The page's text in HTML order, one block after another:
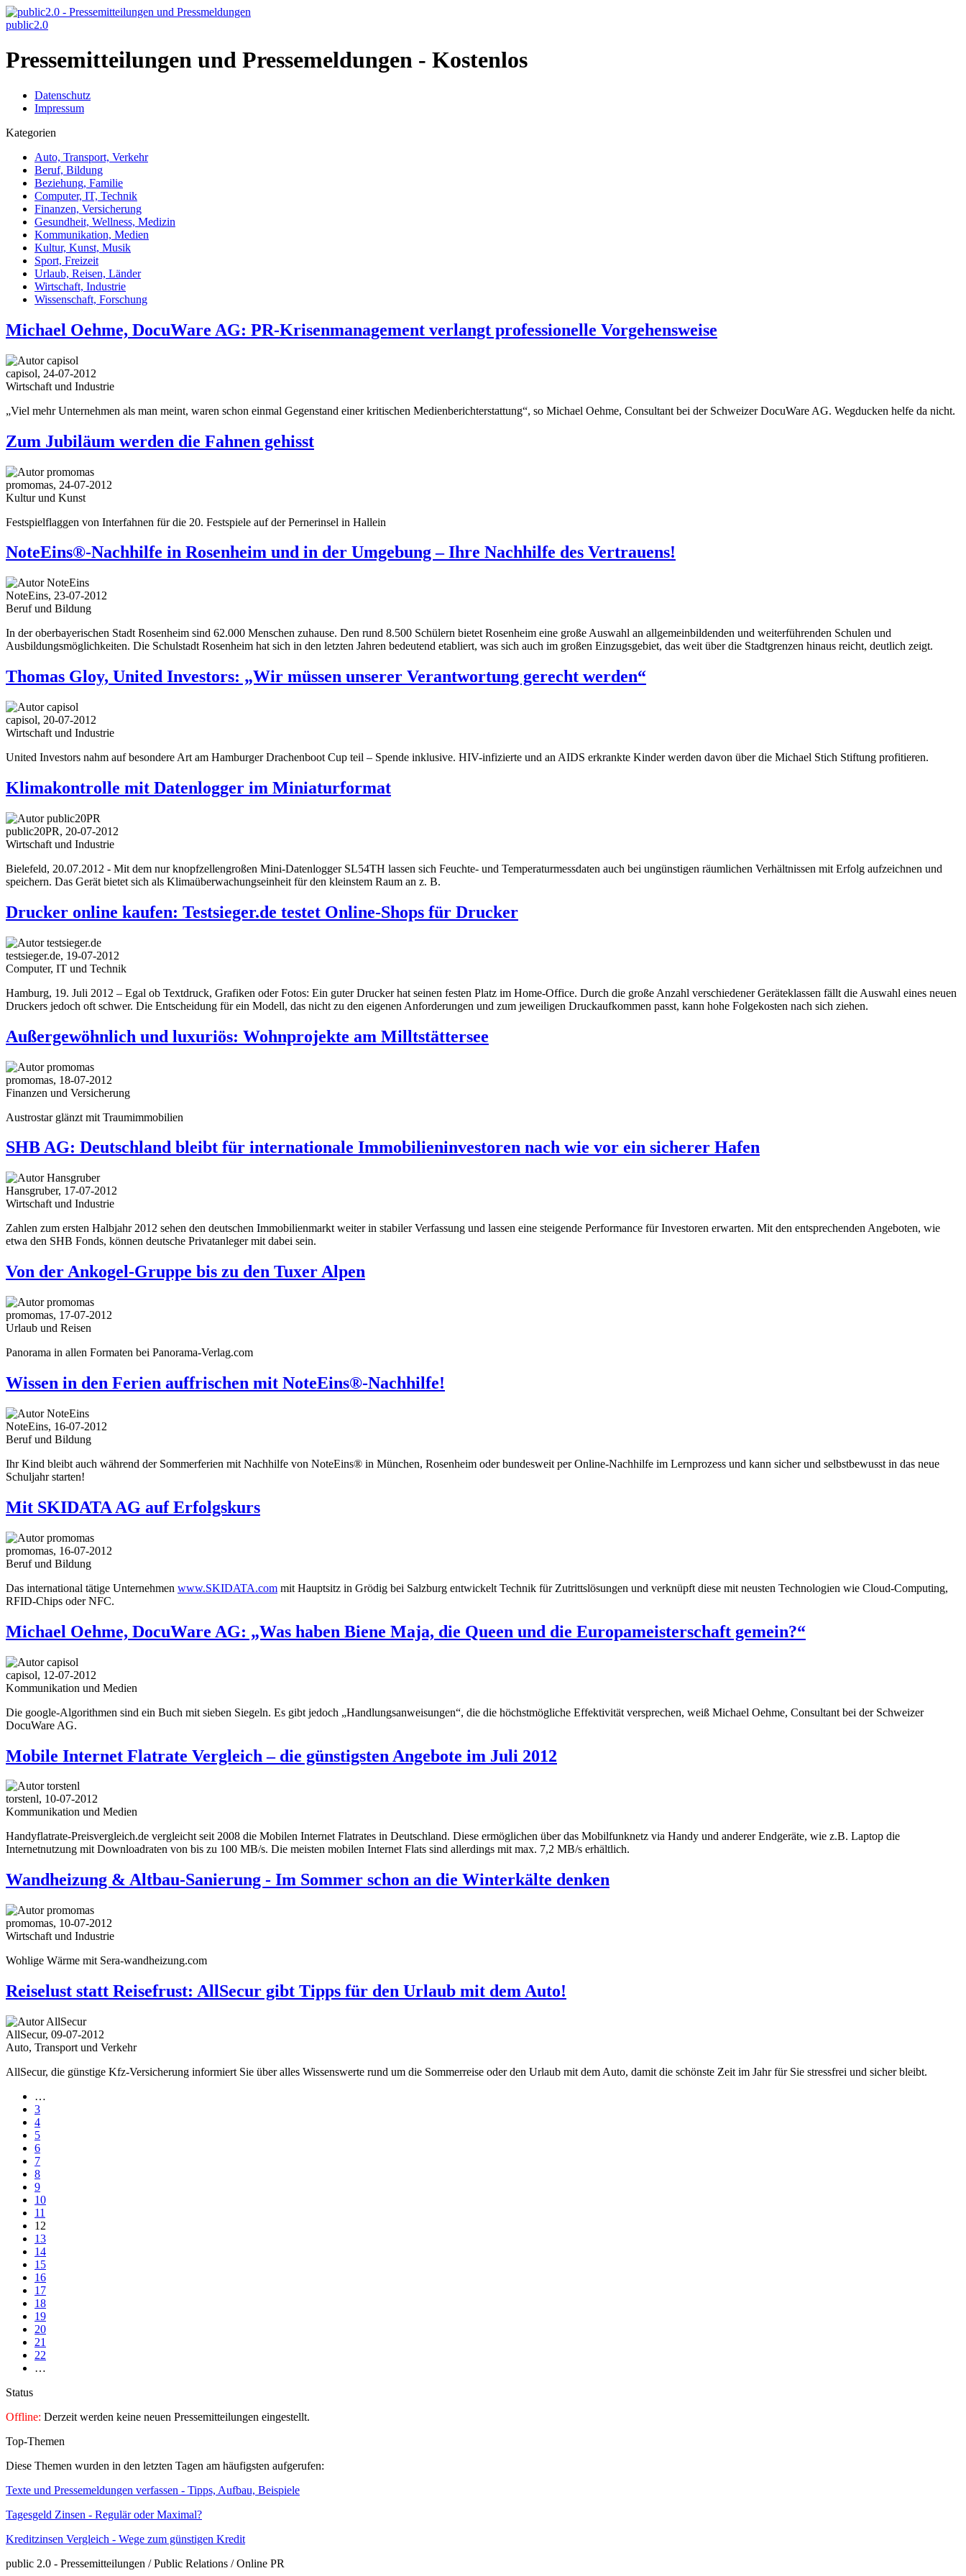
public2.0
Pressemitteilungen und Pressemeldungen - Kostenlos
Datenschutz
Impressum
Kategorien
Auto, Transport, Verkehr
Beruf, Bildung
Beziehung, Familie
Computer, IT, Technik
Finanzen, Versicherung
Gesundheit, Wellness, Medizin
Kommunikation, Medien
Kultur, Kunst, Musik
Sport, Freizeit
Urlaub, Reisen, Länder
Wirtschaft, Industrie
Wissenschaft, Forschung
Michael Oehme, DocuWare AG: PR-Krisenmanagement verlangt professionelle Vorgehensweise
capisol, 24-07-2012
Wirtschaft und Industrie
„Viel mehr Unternehmen als man meint, waren schon einmal Gegenstand einer kritischen Medienberichterstattung“, so Michael Oehme, Consultant bei der Schweizer DocuWare AG. Wegducken helfe da nicht.
Zum Jubiläum werden die Fahnen gehisst
promomas, 24-07-2012
Kultur und Kunst
Festspielflaggen von Interfahnen für die 20. Festspiele auf der Pernerinsel in Hallein
NoteEins®-Nachhilfe in Rosenheim und in der Umgebung – Ihre Nachhilfe des Vertrauens!
NoteEins, 23-07-2012
Beruf und Bildung
In der oberbayerischen Stadt Rosenheim sind 62.000 Menschen zuhause. Den rund 8.500 Schülern bietet Rosenheim eine große Auswahl an allgemeinbildenden und weiterführenden Schulen und
Ausbildungsmöglichkeiten. Die Schulstadt Rosenheim hat sich in den letzten Jahren bedeutend etabliert, was sich auch im großen Einzugsgebiet, das weit über die Stadtgrenzen hinaus reicht, deutlich zeigt.
Thomas Gloy, United Investors: „Wir müssen unserer Verantwortung gerecht werden“
capisol, 20-07-2012
Wirtschaft und Industrie
United Investors nahm auf besondere Art am Hamburger Drachenboot Cup teil – Spende inklusive. HIV-infizierte und an AIDS erkrankte Kinder werden davon über die Michael Stich Stiftung profitieren.
Klimakontrolle mit Datenlogger im Miniaturformat
public20PR, 20-07-2012
Wirtschaft und Industrie
Bielefeld, 20.07.2012 - Mit dem nur knopfzellengroßen Mini-Datenlogger SL54TH lassen sich Feuchte- und Temperaturmessdaten auch bei ungünstigen räumlichen Verhältnissen mit Erfolg aufzeichnen und
speichern. Das Gerät bietet sich als Klimaüberwachungseinheit für den kleinstem Raum an z. B.
Drucker online kaufen: Testsieger.de testet Online-Shops für Drucker
testsieger.de, 19-07-2012
Computer, IT und Technik
Hamburg, 19. Juli 2012 – Egal ob Textdruck, Grafiken oder Fotos: Ein guter Drucker hat seinen festen Platz im Home-Office. Durch die große Anzahl verschiedener Geräteklassen fällt die Auswahl eines neuen
Druckers jedoch oft schwer. Die Entscheidung für ein Modell, das nicht zu den eigenen Anforderungen und zum jeweiligen Druckaufkommen passt, kann hohe Folgekosten nach sich ziehen.
Außergewöhnlich und luxuriös: Wohnprojekte am Milltstättersee
promomas, 18-07-2012
Finanzen und Versicherung
Austrostar glänzt mit Traumimmobilien
SHB AG: Deutschland bleibt für internationale Immobilieninvestoren nach wie vor ein sicherer Hafen
Hansgruber, 17-07-2012
Wirtschaft und Industrie
Zahlen zum ersten Halbjahr 2012 sehen den deutschen Immobilienmarkt weiter in stabiler Verfassung und lassen eine steigende Performance für Investoren erwarten. Mit den entsprechenden Angeboten, wie
etwa den SHB Fonds, können deutsche Privatanleger mit dabei sein.
Von der Ankogel-Gruppe bis zu den Tuxer Alpen
promomas, 17-07-2012
Urlaub und Reisen
Panorama in allen Formaten bei Panorama-Verlag.com
Wissen in den Ferien auffrischen mit NoteEins®-Nachhilfe!
NoteEins, 16-07-2012
Beruf und Bildung
Ihr Kind bleibt auch während der Sommerferien mit Nachhilfe von NoteEins® in München, Rosenheim oder bundesweit per Online-Nachhilfe im Lernprozess und kann sicher und selbstbewusst in das neue
Schuljahr starten!
Mit SKIDATA AG auf Erfolgskurs
promomas, 16-07-2012
Beruf und Bildung
Das international tätige Unternehmen www.SKIDATA.com mit Hauptsitz in Grödig bei Salzburg entwickelt Technik für Zutrittslösungen und verknüpft diese mit neusten Technologien wie Cloud-Computing,
RFID-Chips oder NFC.
Michael Oehme, DocuWare AG: „Was haben Biene Maja, die Queen und die Europameisterschaft gemein?“
capisol, 12-07-2012
Kommunikation und Medien
Die google-Algorithmen sind ein Buch mit sieben Siegeln. Es gibt jedoch „Handlungsanweisungen“, die die höchstmögliche Effektivität versprechen, weiß Michael Oehme, Consultant bei der Schweizer
DocuWare AG.
Mobile Internet Flatrate Vergleich – die günstigsten Angebote im Juli 2012
torstenl, 10-07-2012
Kommunikation und Medien
Handyflatrate-Preisvergleich.de vergleicht seit 2008 die Mobilen Internet Flatrates in Deutschland. Diese ermöglichen über das Mobilfunknetz via Handy und anderer Endgeräte, wie z.B. Laptop die
Internetnutzung mit Downloadraten von bis zu 100 MB/s. Die meisten mobilen Internet Flats sind allerdings mit max. 7,2 MB/s erhältlich.
Wandheizung & Altbau-Sanierung - Im Sommer schon an die Winterkälte denken
promomas, 10-07-2012
Wirtschaft und Industrie
Wohlige Wärme mit Sera-wandheizung.com
Reiselust statt Reisefrust: AllSecur gibt Tipps für den Urlaub mit dem Auto!
AllSecur, 09-07-2012
Auto, Transport und Verkehr
AllSecur, die günstige Kfz-Versicherung informiert Sie über alles Wissenswerte rund um die Sommerreise oder den Urlaub mit dem Auto, damit die schönste Zeit im Jahr für Sie stressfrei und sicher bleibt.
…
3
4
5
6
7
8
9
10
11
12
13
14
15
16
17
18
19
20
21
22
…
Status
Offline: Derzeit werden keine neuen Pressemitteilungen eingestellt.
Top-Themen
Diese Themen wurden in den letzten Tagen am häufigsten aufgerufen:
Texte und Pressemeldungen verfassen - Tipps, Aufbau, Beispiele
Tagesgeld Zinsen - Regulär oder Maximal?
Kreditzinsen Vergleich - Wege zum günstigen Kredit
public 2.0 - Pressemitteilungen / Public Relations / Online PR